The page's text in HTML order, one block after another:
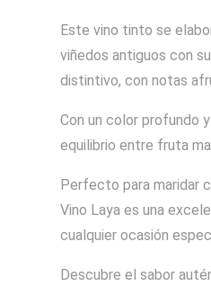
Este vino tinto se
viñedos antiguos con
distintivo, con notas
Con un color profundo
equilibrio entre fruta
Perfecto para maridar
Vino Laya es una
cualquier ocasión
Descubre el sabor